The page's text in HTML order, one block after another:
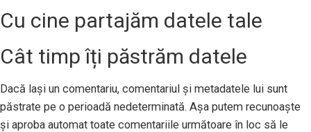
Cu cine partajăm datele tale
Cât timp îți păstrăm datele
Dacă lași un comentariu, comentariul și metadatele lui sunt
păstrate pe o perioadă nedeterminată. Așa putem recunoaște
și aproba automat toate comentariile următoare în loc să le